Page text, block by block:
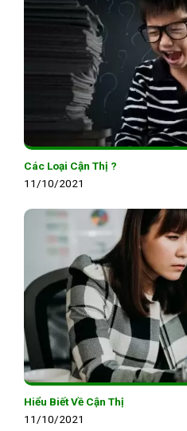
Các Loại Cận Thị ?
11/10/2021
Hiểu Biết Về Cận Thị
11/10/2021